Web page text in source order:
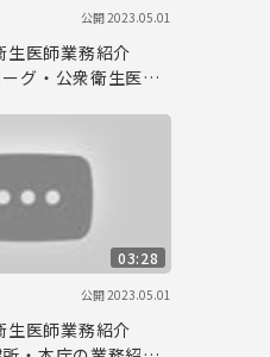
公開2023.05.01
生医師業務紹介
グ・公衆衛生医師
03:28
公開2023.05.01
生医師業務紹介